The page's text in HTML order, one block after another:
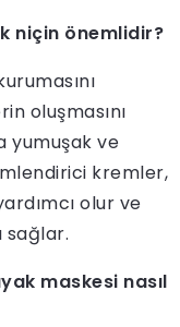
niçin önemlidir?
oluşmasını
yumuşak ve
kremler,
olur ve
sağlar.
maskesi nasıl